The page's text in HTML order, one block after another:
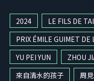
2024
LE FILS DE
PRIX ÉMILE GUIMET
YU PEI YUN
ZHOU
來自清水的孩子
周